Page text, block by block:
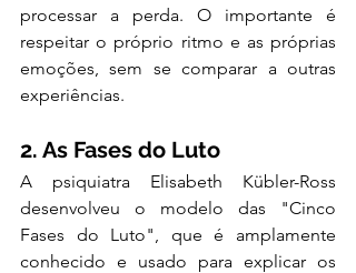
processar a perda. O importante é
respeitar o próprio ritmo e as próprias
emoções, sem se comparar a outras
experiências.
2. As Fases do Luto
A psiquiatra Elisabeth Kübler-Ross
desenvolveu o modelo das "Cinco
Fases do Luto", que é amplamente
conhecido e usado para explicar os